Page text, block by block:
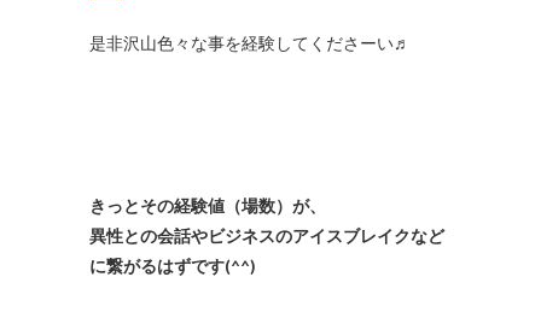
是非沢山色々な事を経験してくださーい♬
きっとその経験値（場数）が、
異性との会話やビジネスのアイスブレイクなど
に繋がるはずです(^^)